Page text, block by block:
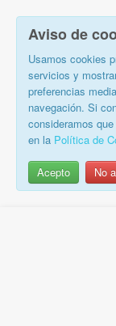
Aviso de
Usamos cookies
servicios y
preferencias
navegación. Si
consideramos
en la Política de
Acepto No